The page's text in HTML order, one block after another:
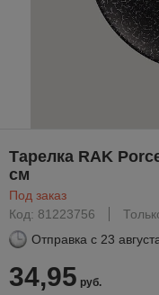
Тарелка RAK
см
Под заказ
Код: 81223756
Отправка с 23
34,95 руб.